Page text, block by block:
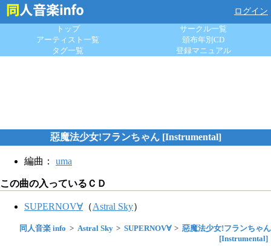
ログイン
トップ
サークル一覧
アーティスト一覧
頒布年別CD
タグ一覧
登録マニュアル
惡魔法少女!フランちゃん [Instrumental]
編曲： uma
この曲の入っているＣＤ
SUPERNOV∀ （Astral Sky）
同人音楽 info Astral Sky SUPERNOV∀
惡魔法少女!フランちゃん
[Instrumental]